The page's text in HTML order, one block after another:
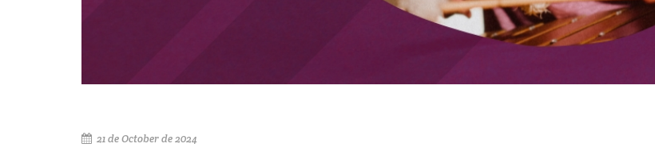
21 de October de 2024